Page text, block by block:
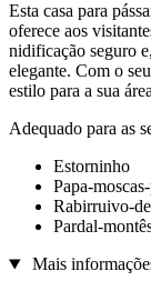
Esta casa para
oferece aos
nidificação seguro
elegante. Com o
estilo para a sua
Adequado para as
Estorninho
Papa-
Rabirruivo-
Pardal-
Mais